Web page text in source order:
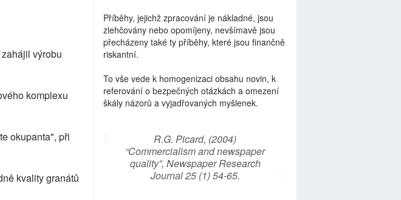
výrobu
komplexu
okupanta", při
kvality granátů
Příběhy, jejichž zpracování je nákladné, jsou
zlehčovány nebo opomíjeny, nevšímavě jsou
přecházeny také ty příběhy, které jsou finančně
riskantní.
To vše vede k homogenizaci obsahu novin, k
referování o bezpečných otázkách a omezení
škály názorů a vyjadřovaných myšlenek.
R.G. Picard, (2004)
“Commercialism and newspaper
quality”, Newspaper Research
Journal 25 (1) 54-65.